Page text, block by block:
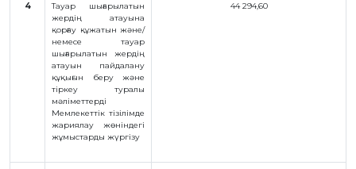
4
Тауар шығарылатын
жердің атауына
қорғау құжатын және/
немесе тауар
шығарылатын жердің
атауын пайдалану
құқығын беру және
тіркеу туралы
мәліметтерді
Мемлекеттік тізілімде
жариялау жөніндегі
жұмыстарды жүргізу
44 294,60